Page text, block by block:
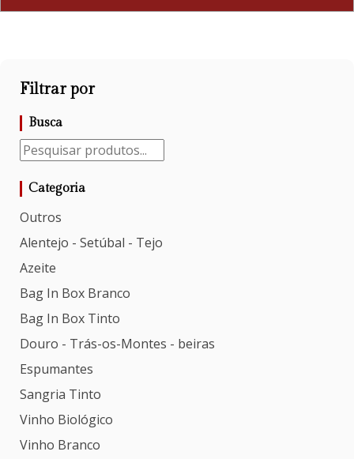
Filtrar por
Busca
Categoria
Outros
Alentejo - Setúbal - Tejo
Azeite
Bag In Box Branco
Bag In Box Tinto
Douro - Trás-os-Montes - beiras
Espumantes
Sangria Tinto
Vinho Biológico
Vinho Branco